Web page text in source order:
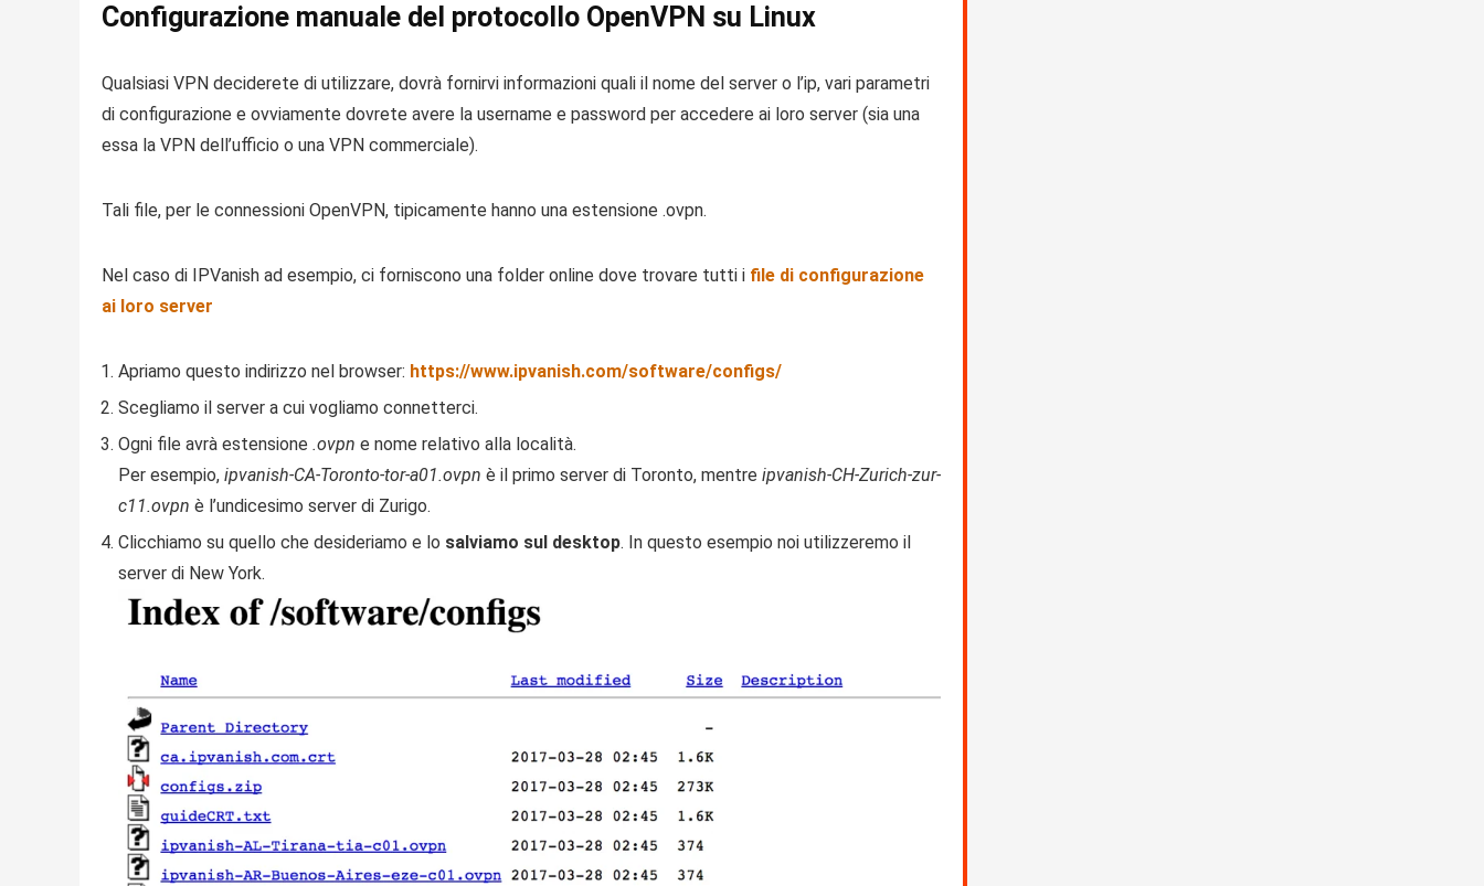
Configurazione manuale del protocollo OpenVPN su Linux
Qualsiasi VPN deciderete di utilizzare, dovrà fornirvi informazioni quali il nome del server o l’ip, vari parametri
di configurazione e ovviamente dovrete avere la username e password per accedere ai loro server (sia una
essa la VPN dell’ufficio o una VPN commerciale).
Tali file, per le connessioni OpenVPN, tipicamente hanno una estensione .ovpn.
Nel caso di IPVanish ad esempio, ci forniscono una folder online dove trovare tutti i file di configurazione
ai loro server
Apriamo questo indirizzo nel browser: https://www.ipvanish.com/software/configs/
Scegliamo il server a cui vogliamo connetterci.
Ogni file avrà estensione .ovpn e nome relativo alla località.
Per esempio, ipvanish-CA-Toronto-tor-a01.ovpn è il primo server di Toronto, mentre ipvanish-CH-Zurich-zur-
c11.ovpn è l’undicesimo server di Zurigo.
Clicchiamo su quello che desideriamo e lo salviamo sul desktop. In questo esempio noi utilizzeremo il
server di New York.